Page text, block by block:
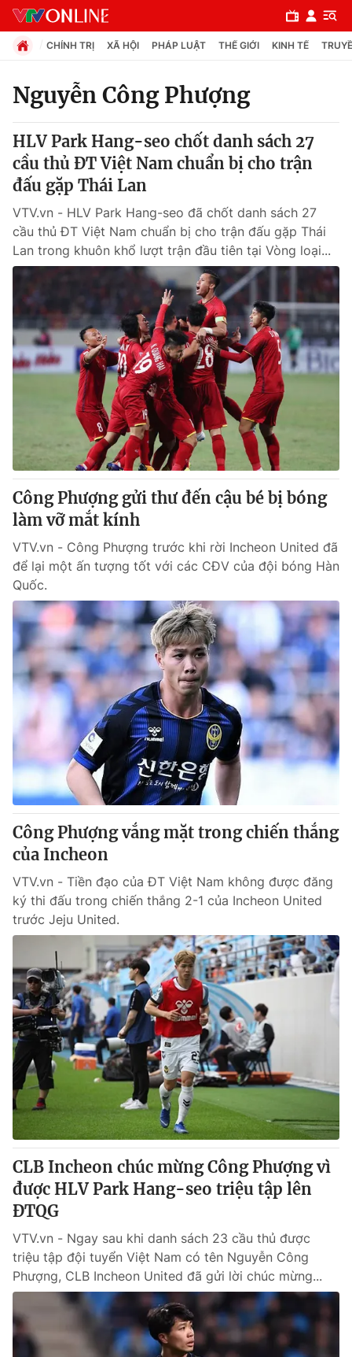
Chuyên mục
Chính trị
Pháp luật
Y tế
Thế giới
Tin tức
Thế giới đó đây
Câu chuyện quốc tế
Thị trường
Góc doanh nghiệp
Dữ liệu và đời sống
Truyền hình
Phim VTV
Hậu trường
Nhân vật
Khán giả
Giải sao mai
Giải trí
Điện ảnh
Âm nhạc
Sao
Đời sống
Du lịch
Làm đẹp
Chất lượng cuộc sống
Giáo dục
Tuyển sinh
Học trực tuyến
Công nghệ
Hitech Công nghệ tương lai
Sản phẩm
Thị trường
Tư vấn
Giao lưu trực tuyến
Lịch phát sóng
Chuyên mục khác
Emagazine Podcast
Photo Infographic
Video
VTV Money VTV Thể thao
VTV Sức khoẻ Bất động sản
Thị trường 24h Tấm lòng Việt
VTV4 Vươn mình bằng AI
VTV9 VTV8
Liên hệ tòa soạn English
THỜI BÁO VTV
Theo dõi báo trên
CHÍNH TRỊ XÃ HỘI PHÁP LUẬT THẾ GIỚI KINH TẾ
Nguyễn Công Phượng
HLV Park Hang-seo chốt danh sách 27
cầu thủ ĐT Việt Nam chuẩn bị cho trận
đấu gặp Thái Lan
VTV.vn - HLV Park Hang-seo đã chốt danh sách 27
cầu thủ ĐT Việt Nam chuẩn bị cho trận đấu gặp Thái
Lan trong khuôn khổ lượt trận đầu tiên tại Vòng loại...
Công Phượng gửi thư đến cậu bé bị bóng
làm vỡ mắt kính
VTV.vn - Công Phượng trước khi rời Incheon United đã
để lại một ấn tượng tốt với các CĐV của đội bóng Hàn
Quốc.
Công Phượng vắng mặt trong chiến thắng
của Incheon
VTV.vn - Tiền đạo của ĐT Việt Nam không được đăng
ký thi đấu trong chiến thắng 2-1 của Incheon United
trước Jeju United.
CLB Incheon chúc mừng Công Phượng vì
được HLV Park Hang-seo triệu tập lên
ĐTQG
VTV.vn - Ngay sau khi danh sách 23 cầu thủ được
triệu tập đội tuyển Việt Nam có tên Nguyễn Công
Phượng, CLB Incheon United đã gửi lời chúc mừng...